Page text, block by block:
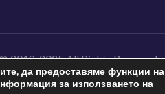
2018-2025 All Rights Reserved
да предоставяме функции на
за използването на